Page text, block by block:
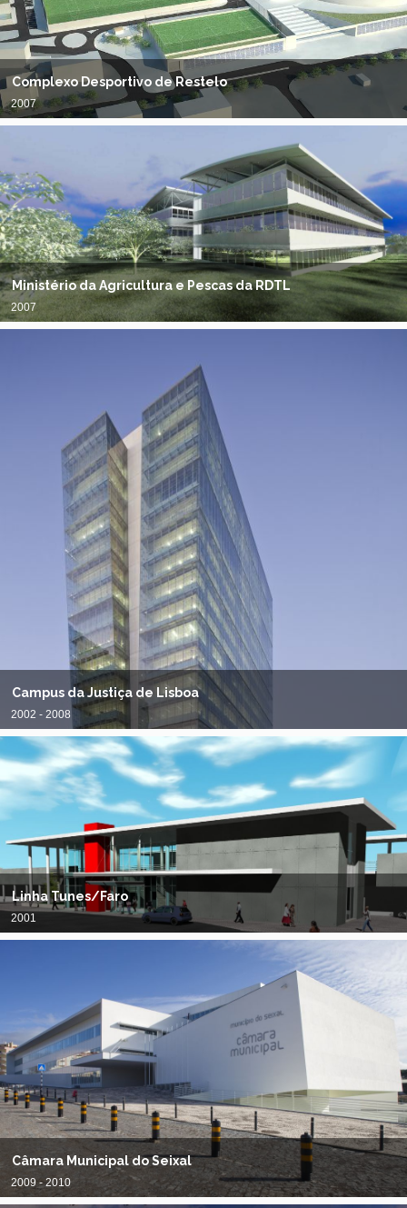
Complexo Desportivo de Restelo
2007
Ministério da Agricultura e Pescas da RDTL
2007
Campus da Justiça de Lisboa
2002 - 2008
Linha Tunes/Faro
2001
Câmara Municipal do Seixal
2009 - 2010